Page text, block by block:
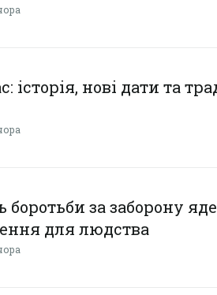
історія, нові дати та
боротьби за заборону
для людства